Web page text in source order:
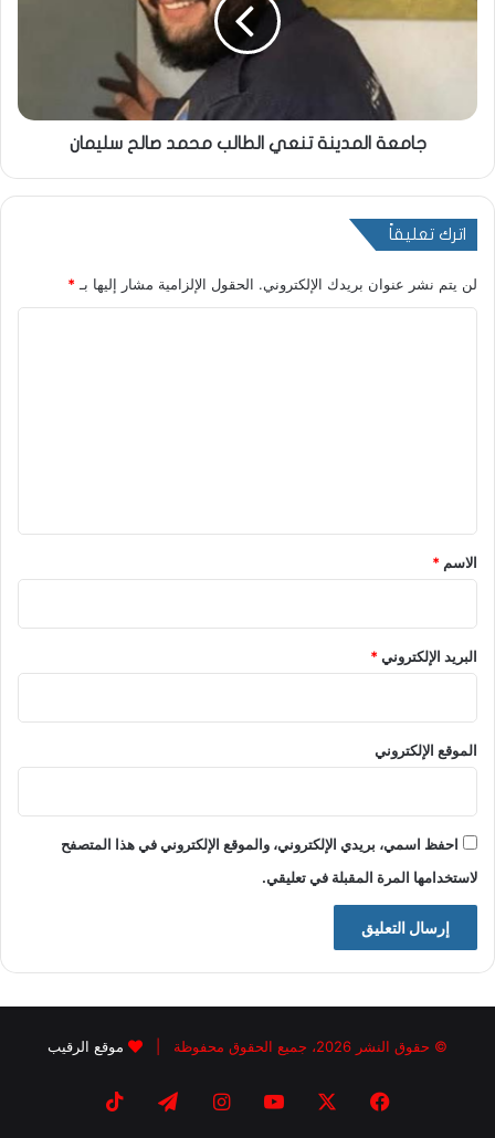
جامعة المدينة تنعي الطالب محمد صالح سليمان
اترك تعليقاً
لن يتم نشر عنوان بريدك الإلكتروني. الحقول الإلزامية مشار إليها بـ *
*
الاسم *
البريد الإلكتروني*
الموقع الإلكتروني
احفظ اسمي، بريدي الإلكتروني، والموقع الإلكتروني في هذا المتصفح
لاستخدامها المرة المقبلة في تعليقي.
© حقوق النشر 2026، جميع الحقوق محفوظة | موقع الرقيب
فيسبوك يوتيوبانستقرامتيلقرام